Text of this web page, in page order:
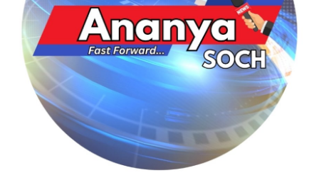
ट्रेंडिंग
Hindi